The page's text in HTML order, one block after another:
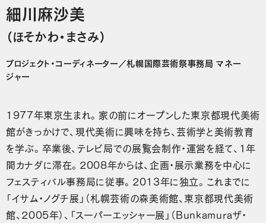
細川麻沙美
（ほそかわ・まさみ）
プロジェクト・コーディネーター／札幌国際芸術祭事務局 マネー
ジャー
1977年東京生まれ。家の前にオープンした東京都現代美術
館がきっかけで、現代美術に興味を持ち、芸術学と美術教育
を学ぶ。卒業後、テレビ局での展覧会制作・運営を経て、1年
間カナダに滞在。2008年からは、企画・展示業務を中心に
フェスティバル事務局に従事。2013年に独立。これまでに
「イサム・ノグチ展」（札幌芸術の森美術館、東京都現代美術
館、2005年）、「スーパーエッシャー展」（Bunkamuraザ・